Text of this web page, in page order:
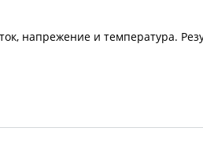
напрежение и температура.